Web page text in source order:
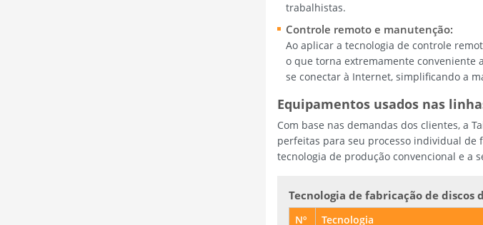
trabalhistas.
Controle remoto e manutenção:
Ao aplicar a tecnologia de controle
o que torna extremamente conveniente
se conectar à Internet, simplificando a
Equipamentos usados nas
Com base nas demandas dos clientes, a
perfeitas para seu processo individual de
tecnologia de produção convencional e a
Tecnologia de fabricação de discos
Nº Tecnologia